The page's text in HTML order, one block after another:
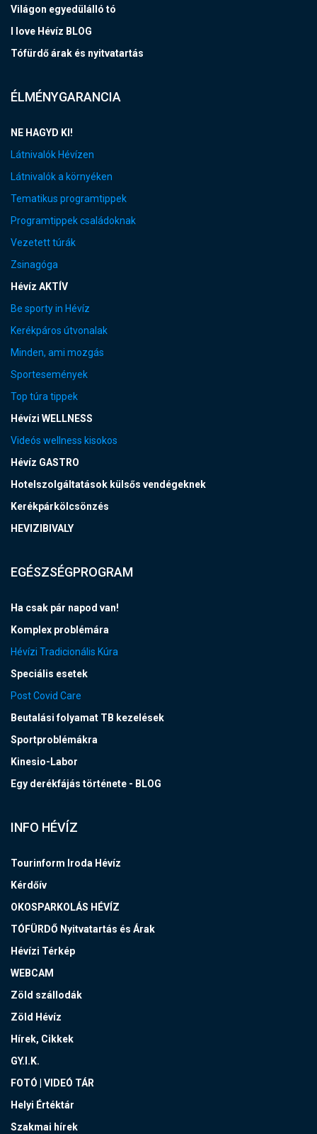
Világon egyedülálló tó
I love Hévíz BLOG
Tófürdő árak és nyitvatartás
ÉLMÉNYGARANCIA
NE HAGYD KI!
Látnivalók Hévízen
Látnivalók a környéken
Tematikus programtippek
Programtippek családoknak
Vezetett túrák
Zsinagóga
Hévíz AKTÍV
Be sporty in Hévíz
Kerékpáros útvonalak
Minden, ami mozgás
Sportesemények
Top túra tippek
Hévízi WELLNESS
Videós wellness kisokos
Hévíz GASTRO
Hotelszolgáltatások külsős vendégeknek
Kerékpárkölcsönzés
HEVIZIBIVALY
EGÉSZSÉGPROGRAM
Ha csak pár napod van!
Komplex problémára
Hévízi Tradicionális Kúra
Speciális esetek
Post Covid Care
Beutalási folyamat TB kezelések
Sportproblémákra
Kinesio-Labor
Egy derékfájás története - BLOG
INFO HÉVÍZ
Tourinform Iroda Hévíz
Kérdőív
OKOSPARKOLÁS HÉVÍZ
TÓFÜRDŐ Nyitvatartás és Árak
Hévízi Térkép
WEBCAM
Zöld szállodák
Zöld Hévíz
Hírek, Cikkek
GY.I.K.
FOTÓ | VIDEÓ TÁR
Helyi Értéktár
Szakmai hírek